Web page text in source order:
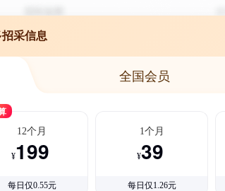
采信息
全国会员
12个月
¥199
每日仅0.55元
1个月
¥39
每日仅1.26元